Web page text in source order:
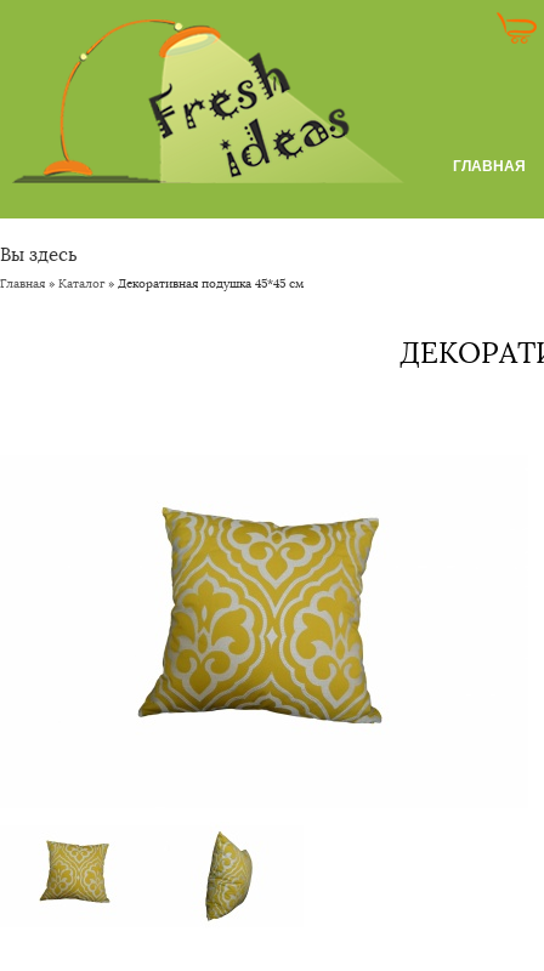
ГЛАВНАЯ
Вы здесь
Главная » Каталог» Декоративная подушка 45*45 см